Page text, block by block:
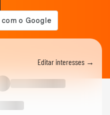
Editar interesses →